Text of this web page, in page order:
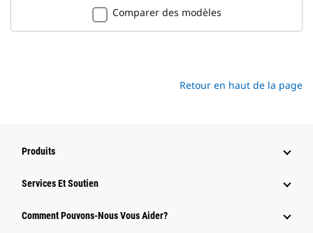
Comparer des modèles
Retour en haut de la page
Produits
Services Et Soutien
Comment Pouvons-Nous Vous Aider?